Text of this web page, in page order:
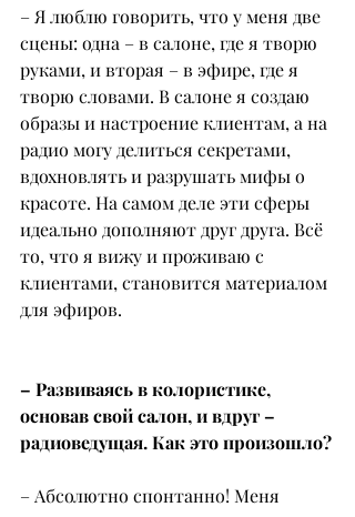
– Я люблю говорить, что у меня две
сцены: одна – в салоне, где я творю
руками, и вторая – в эфире, где я
творю словами. В салоне я создаю
образы и настроение клиентам, а на
радио могу делиться секретами,
вдохновлять и разрушать мифы о
красоте. На самом деле эти сферы
идеально дополняют друг друга. Всё
то, что я вижу и проживаю с
клиентами, становится материалом
для эфиров.
– Развиваясь в колористике,
основав свой салон, и вдруг –
радиоведущая. Как это произошло?
– Абсолютно спонтанно! Меня